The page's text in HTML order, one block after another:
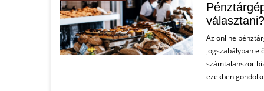
választani?
Az online
jogszabályban
számtalanszor
ezekben